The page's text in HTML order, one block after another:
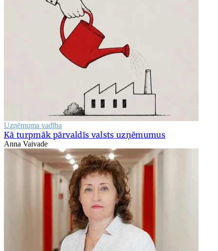
Uzņēmuma vadība
Kā turpmāk pārvaldīs valsts uzņēmumus
Anna Vaivade